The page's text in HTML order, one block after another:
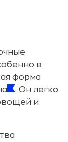
в
форма
. Он легко
и